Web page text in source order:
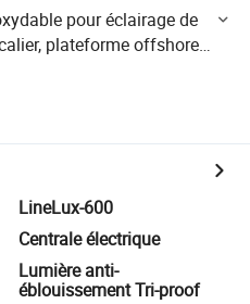
pour éclairage de
plateforme offshore
LineLux-600
Centrale électrique
Lumière anti-
éblouissement Tri-proof